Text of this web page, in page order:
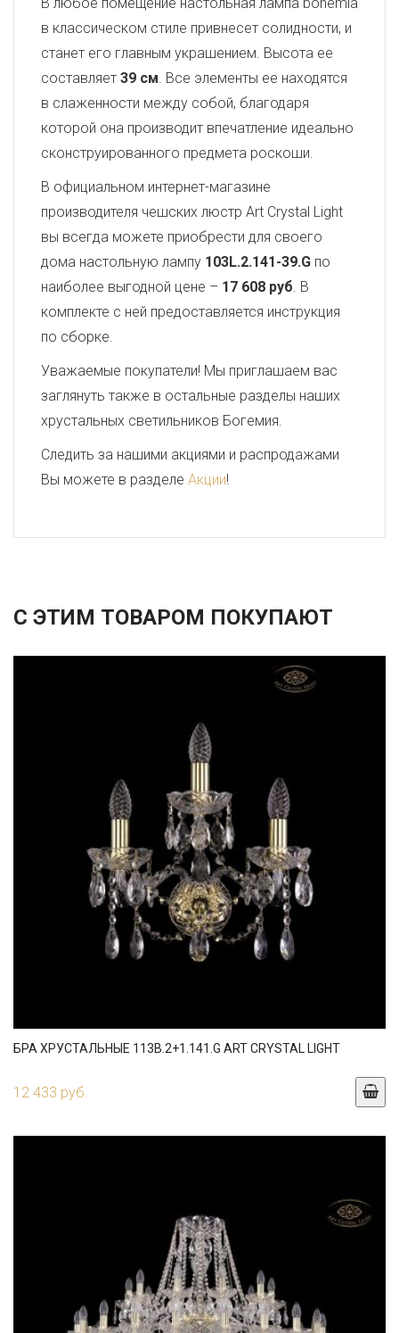
в классическом стиле привнесет солидности, и
станет его главным украшением. Высота ее
составляет 39 см. Все элементы ее находятся
в слаженности между собой, благодаря
которой она производит впечатление идеально
сконструированного предмета роскоши.
В официальном интернет-магазине
производителя чешских люстр Art Crystal Light
вы всегда можете приобрести для своего
дома настольную лампу 103L.2.141-39.G по
наиболее выгодной цене – 17 608 руб. В
комплекте с ней предоставляется инструкция
по сборке.
Уважаемые покупатели! Мы приглашаем вас
заглянуть также в остальные разделы наших
хрустальных светильников Богемия.
Следить за нашими акциями и распродажами
Вы можете в разделе Акции!
С ЭТИМ ТОВАРОМ ПОКУПАЮТ
БРА ХРУСТАЛЬНЫЕ 113B.2+1.141.G ART CRYSTAL LIGHT
12 433 руб.